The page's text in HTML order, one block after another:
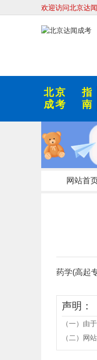
欢迎访问北京达闻
北京
成考
指
南
网站首
药学(高起
声明：
（一）由
（二）网